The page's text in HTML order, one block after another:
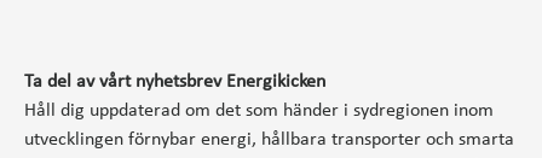
Ta del av vårt nyhetsbrev Energikicken
Håll dig uppdaterad om det som händer i sydregionen inom
utvecklingen förnybar energi, hållbara transporter och smarta